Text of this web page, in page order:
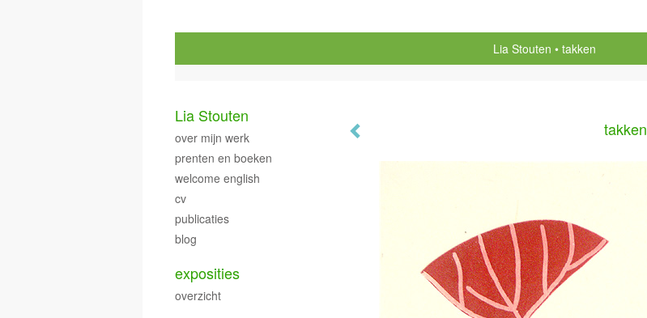
Lia Stouten takken
takken
Lia Stouten
over mijn werk
prenten en boeken
welcome english
cv
publicaties
blog
exposities
overzicht